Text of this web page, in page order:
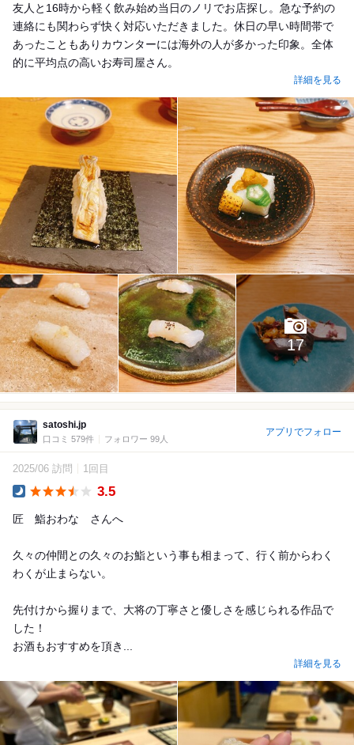
友人と16時から軽く飲み始め当日のノリでお店探し。急な予約の
連絡にも関わらず快く対応いただきました。休日の早い時間帯で
あったこともありカウンターには海外の人が多かった印象。全体
的に平均点の高いお寿司屋さん。
詳細を見る
17
satoshi.jp
口コミ 579件 フォロワー 99人
アプリでフォロー
2025/06 訪問 1回目
3.5
匠 鮨おわな さんへ
久々の仲間との久々のお鮨という事も相まって、行く前からわく
わくが止まらない。
先付けから握りまで、大将の丁寧さと優しさを感じられる作品で
した！
お酒もおすすめを頂き...
詳細を見る